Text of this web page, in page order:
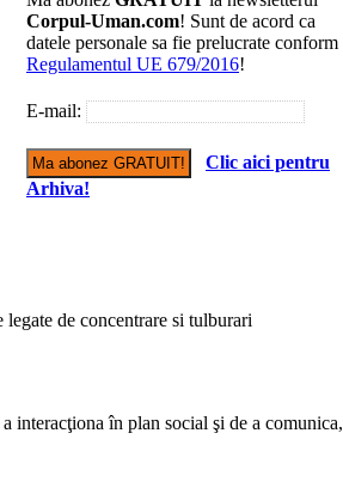
Corpul-Uman.com! Sunt de acord ca
datele personale sa fie prelucrate conform
Regulamentul UE 679/2016!
E-mail:
Clic aici pentru
Arhiva!
de concentrare si tulburari
interacţiona în plan social şi de a comunica,